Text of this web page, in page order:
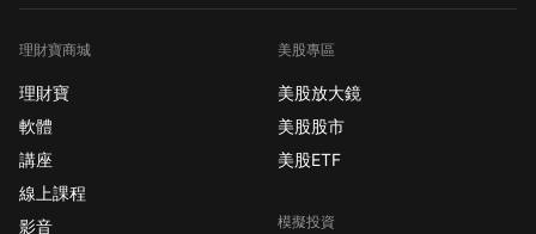
理財寶商城
理財寶
軟體
講座
線上課程
影音
美股專區
美股放大鏡
美股股市
美股ETF
模擬投資